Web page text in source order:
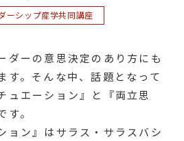
ーシップ産学共同講座
ダーの意思決定のあり方にも
す。そんな中、話題となって
ュエーション』と『両立思
。
ョン』はサラス・サラスバシ